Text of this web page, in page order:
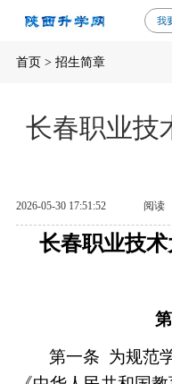
我
首页> 招生简章
长春职业技
2026-05-30 17:51:52 阅读
长春职业技
第一条 为规范